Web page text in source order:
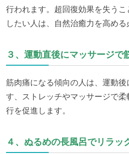
行われます。超回復効果を失う
したい人は、自然治癒力を高める
３、運動直後にマッサージで
筋肉痛になる傾向の人は、運動後
す、ストレッチやマッサージで
行を促進します。
４、ぬるめの長風呂でリラッ